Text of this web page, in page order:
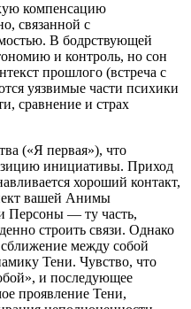
компенсацию
связанной с
В бодрствующей
и контроль, но сон
прошлого (встреча с
уязвимые части психики
сравнение и страх
(«Я первая»), что
инициативы. Приход
хороший контакт,
вашей Анимы
Персоны — ту часть,
строить связи. Однако
между собой
Тени. Чувство, что
и последующее
проявление Тени,